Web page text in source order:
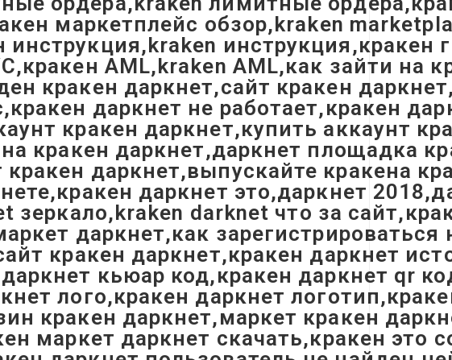
маркетплейс обзор,kraken
инструкция,кракен
AML,kraken AML,как зайти на
кракен даркнет,сайт кракен
даркнет не работает,кракен
кракен даркнет,купить аккаунт
кракен даркнет,даркнет площадка
даркнет,выпускайте кракена
даркнет это,даркнет
зеркало,kraken darknet что за
даркнет,как
кракен даркнет,кракен даркнет
кьюар код,кракен даркнет qr
лого,кракен даркнет
кракен даркнет,маркет кракен
маркет даркнет скачать,кракен